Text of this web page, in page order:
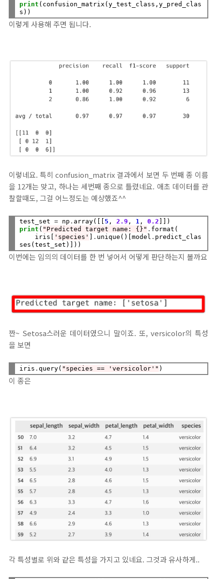
print (confusion_matrix(y_test_class,y_pred_clas
이렇게 사용해 주면 됩니다.
이렇네요. 특히 confusion_matrix 결과에서 보면 두 번째 종 이름
을 12개는 맞고, 하나는 세번째 종으로 틀렸네요. 애초 데이터를 관
찰할때도, 그걸 어느정도는 예상했죠^^
test_set = np . array([[ 5 , 2.9 , 1 , 0.2
print ( "Predicted target name: {}" . format(
    iris[
'species' . unique()[model . predict_clas
이번에는 임의의 데이터를 한 번 넣어서 어떻게 판단하는지 볼까요
짠~ Setosa스러운 데이터였으니 말이죠. 또, versicolor의 특성
을 보면
iris .query( "species == 'versicolor'"
이 종은
각 특성별로 위와 같은 특성을 가지고 있네요. 그것과 유사하게..